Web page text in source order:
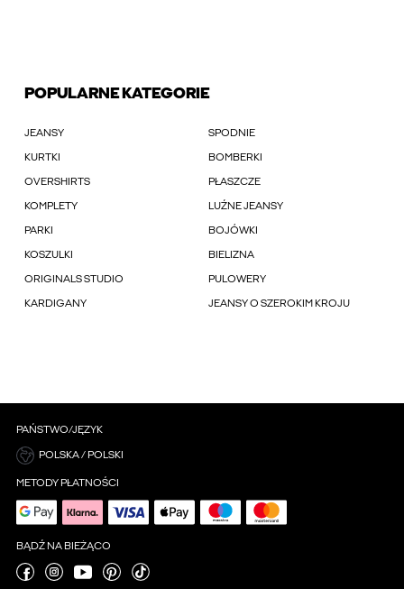
POPULARNE KATEGORIE
JEANSY SPODNIE
KURTKI BOMBERKI
OVERSHIRTS PŁASZCZE
KOMPLETY LUŹNE JEANSY
PARKI BOJÓWKI
KOSZULKI BIELIZNA
ORIGINALS STUDIO PULOWERY
KARDIGANY JEANSY O SZEROKIM KROJU
PAŃSTWO/JĘZYK
POLSKA / POLSKI
METODY PŁATNOŚCI
BĄDŹ NA BIEŻĄCO